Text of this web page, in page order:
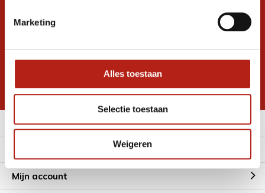
Marketing
Alles toestaan
Selectie toestaan
Weigeren
Ontvang de nieuwste aanbiedingen en
Inschrijven voor
* Lees hier de wettelijke beperkingen
Meer informatie
Mijn account